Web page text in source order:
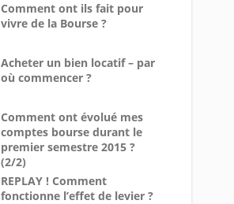
Comment ont ils fait pour
vivre de la Bourse ?
Acheter un bien locatif – par
où commencer ?
Comment ont évolué mes
comptes bourse durant le
premier semestre 2015 ?
(2/2)
REPLAY ! Comment
fonctionne l’effet de levier ?